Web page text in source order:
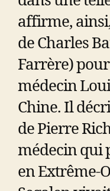
affirme,
de Charles
Farrère)
médecin
Chine. Il
de Pierre
médecin qui
en Extrême-